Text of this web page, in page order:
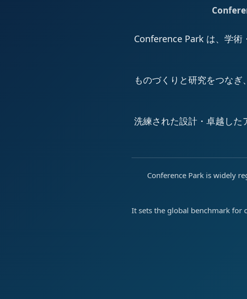
Conference Park は、学術
ものづくりと研究をつな
洗練された設計・卓越した
Conference Park is widely
It sets the global benchmark for